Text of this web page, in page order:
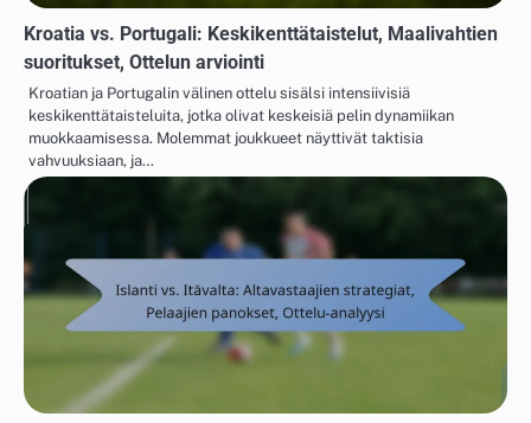
Kroatia vs. Portugali: Keskikenttätaistelut, Maalivahtien
suoritukset, Ottelun arviointi
Kroatian ja Portugalin välinen ottelu sisälsi intensiivisiä
keskikenttätaisteluita, jotka olivat keskeisiä pelin dynamiikan
muokkaamisessa. Molemmat joukkueet näyttivät taktisia
vahvuuksiaan, ja…